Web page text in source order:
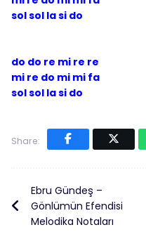
sol sol la si do
do do re mi re re
mi re do mi mi fa
sol sol la si do
Share:
Ebru Gündeş –
Gönlümün Efendisi
Melodika Notaları